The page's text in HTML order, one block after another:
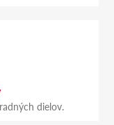
dielov.